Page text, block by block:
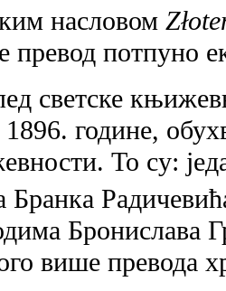
насловом
превод потпуно
светске
1896. године,
То су:
Бранка
Бронислава
више превода